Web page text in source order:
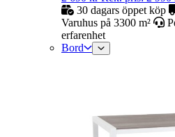
30 dagars öppet köp
Varuhus på 3300 m²
erfarenhet
Bord